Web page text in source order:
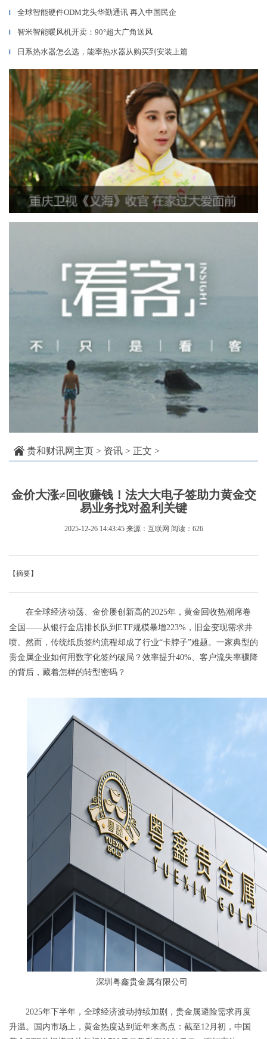
▎ 全球智能硬件ODM龙头华勤通讯 再入中国民企
▎ 智米智能暖风机开卖：90°超大广角送风
▎ 日系热水器怎么选，能率热水器从购买到安装上篇
贵和财讯网主页 > 资讯 > 正文 >
金价大涨≠回收赚钱！法大大电子签助力黄金交
易业务找对盈利关键
2025-12-26 14:43:45 来源：互联网 阅读：626
【摘要】
在全球经济动荡、金价屡创新高的2025年，黄金回收热潮席卷
全国——从银行金店排长队到ETF规模暴增223%，旧金变现需求井
喷。然而，传统纸质签约流程却成了行业“卡脖子”难题。一家典型的
贵金属企业如何用数字化签约破局？效率提升40%、客户流失率骤降
的背后，藏着怎样的转型密码？
深圳粤鑫贵金属有限公司
2025年下半年，全球经济波动持续加剧，贵金属避险需求再度
升温。国内市场上，黄金热度达到近年来高点：截至12月初，中国